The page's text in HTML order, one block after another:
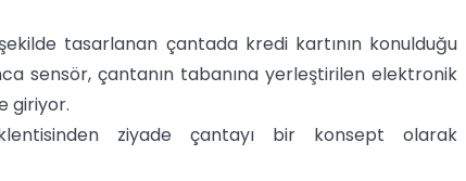
tasarlanan çantada kredi kartının konulduğu
sensör, çantanın tabanına yerleştirilen elektronik
giriyor.
ziyade çantayı bir konsept olarak